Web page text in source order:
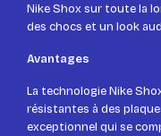
Nike Shox sur toute la
des chocs et un look
Avantages
La technologie Nike
résistantes à des
exceptionnel qui se